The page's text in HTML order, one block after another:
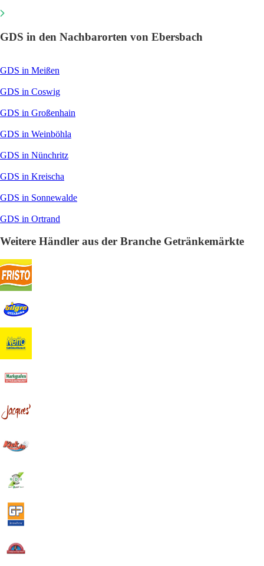
GDS in den Nachbarorten von Ebersbach
GDS in Meißen
GDS in Coswig
GDS in Großenhain
GDS in Weinböhla
GDS in Nünchritz
GDS in Kreischa
GDS in Sonnewalde
GDS in Ortrand
Weitere Händler aus der Branche Getränkemärkte